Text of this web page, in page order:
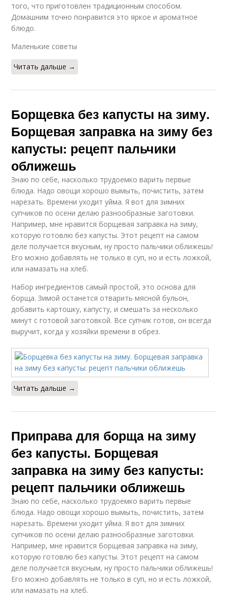
того, что приготовлен традиционным способом.
Домашним точно понравится это яркое и ароматное
блюдо.
Маленькие советы
Читать дальше →
Борщевка без капусты на зиму.
Борщевая заправка на зиму без
капусты: рецепт пальчики
оближешь
Знаю по себе, насколько трудоемко варить первые
блюда. Надо овощи хорошо вымыть, почистить, затем
нарезать. Времени уходит уйма. Я вот для зимних
супчиков по осени делаю разнообразные заготовки.
Например, мне нравится борщевая заправка на зиму,
которую готовлю без капусты. Этот рецепт на самом
деле получается вкусным, ну просто пальчики оближешь!
Его можно добавлять не только в суп, но и есть ложкой,
или намазать на хлеб.
Набор ингредиентов самый простой, это основа для
борща. Зимой останется отварить мясной бульон,
добавить картошку, капусту, и смешать за несколько
минут с готовой заготовкой. Все супчик готов, он всегда
выручит, когда у хозяйки времени в обрез.
Читать дальше →
Приправа для борща на зиму
без капусты. Борщевая
заправка на зиму без капусты:
рецепт пальчики оближешь
Знаю по себе, насколько трудоемко варить первые
блюда. Надо овощи хорошо вымыть, почистить, затем
нарезать. Времени уходит уйма. Я вот для зимних
супчиков по осени делаю разнообразные заготовки.
Например, мне нравится борщевая заправка на зиму,
которую готовлю без капусты. Этот рецепт на самом
деле получается вкусным, ну просто пальчики оближешь!
Его можно добавлять не только в суп, но и есть ложкой,
или намазать на хлеб.